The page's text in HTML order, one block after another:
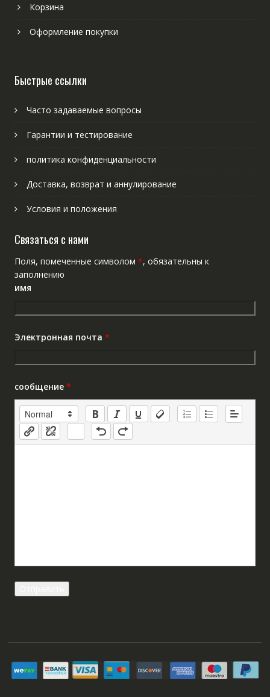
Корзина
Оформление покупки
Быстрые ссылки
Часто задаваемые вопросы
Гарантии и тестирование
политика конфиденциальности
Доставка, возврат и аннулирование
Условия и положения
Связаться с нами
Поля, помеченные символом *, обязательны к
заполнению
имя
Электронная почта *
сообщение *